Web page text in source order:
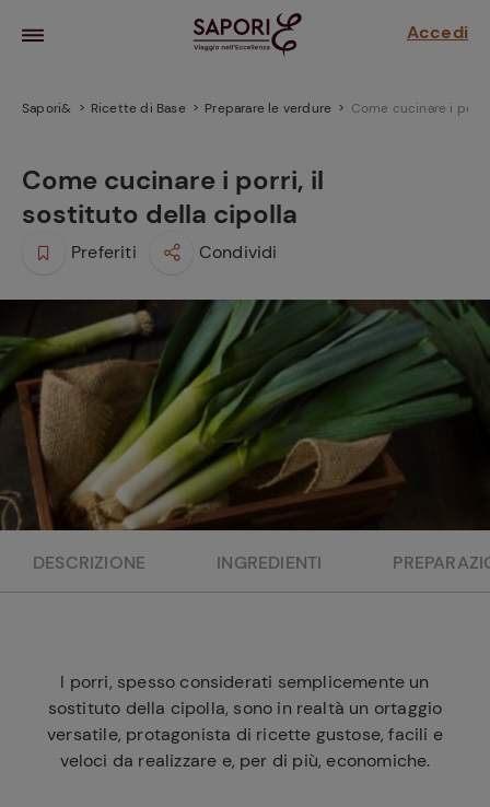
Accedi
il
la frutta
sensi di
Sapori& Ricette di Base Preparare le verdure Come cucinare i
Come cucinare i porri, il
sostituto della cipolla
Preferiti Condividi
DESCRIZIONE INGREDIENTI
I porri, spesso considerati semplicemente un
sostituto della cipolla, sono in realtà un ortaggio
versatile, protagonista di ricette gustose, facili e
veloci da realizzare e, per di più, economiche.